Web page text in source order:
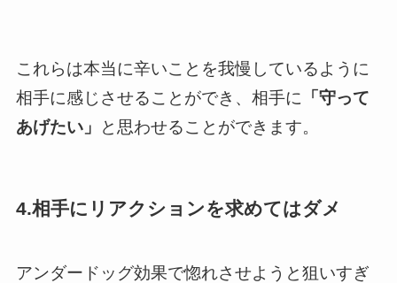
これらは本当に辛いことを我慢しているように
相手に感じさせることができ、相手に 「守って
あげたい」
と思わせることができます。
4.相手にリアクションを求めてはダメ
アンダードッグ効果で惚れさせようと狙いすぎ